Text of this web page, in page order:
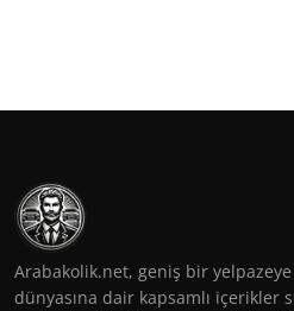
Arabakolik.net, geniş bir
dünyasına dair kapsamlı içerikler